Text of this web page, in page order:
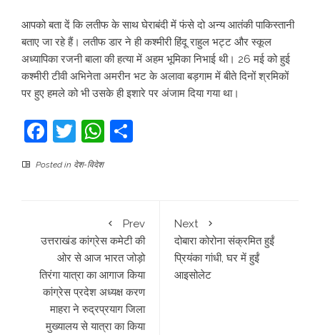
आपको बता दें कि लतीफ के साथ घेराबंदी में फंसे दो अन्य आतंकी पाकिस्तानी
बताए जा रहे हैं। लतीफ डार ने ही कश्मीरी हिंदू राहुल भट्ट और स्कूल
अध्यापिका रजनी बाला की हत्या में अहम भूमिका निभाई थी। 26 मई को हुई
कश्मीरी टीवी अभिनेता अमरीन भट के अलावा बड़गाम में बीते दिनों श्रमिकों
पर हुए हमले को भी उसके ही इशारे पर अंजाम दिया गया था।
Facebook
TwitterWhatsApp
Posted in देश-विदेश
Prev
उत्तराखंड कांग्रेस कमेटी की
ओर से आज भारत जोड़ो
तिरंगा यात्रा का आगाज किया
कांग्रेस प्रदेश अध्यक्ष करण
माहरा ने रुद्रप्रयाग जिला
मुख्यालय से यात्रा का किया
Next
दोबारा कोरोना संक्रमित हुईं
प्रियंका गांधी, घर में हुईं
आइसोलेट